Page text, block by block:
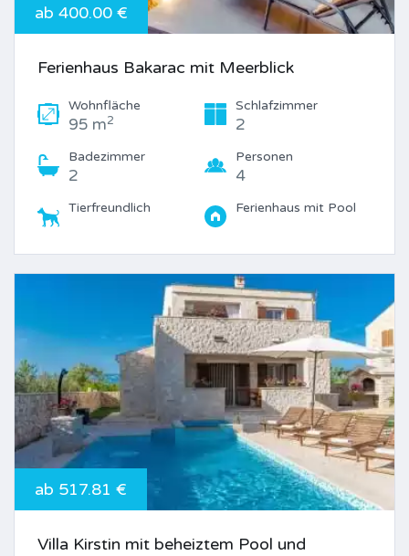
ab 400.00 €
Ferienhaus Bakarac mit Meerblick
Wohnfläche
95 m2
Schlafzimmer
2
Badezimmer
2
Personen
4
Tierfreundlich Ferienhaus mit Pool
ab 517.81 €
Villa Kirstin mit beheiztem Pool und